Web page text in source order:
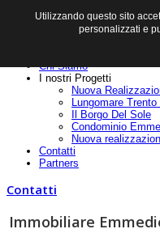
Chi Siamo
I nostri Progetti
Nuova
Lungomare
Il Borgo Del Sole
Condominio
Nuova
Contatti
Partners
Contatti
Immobiliare
Utilizzando questo sito
personalizzati e